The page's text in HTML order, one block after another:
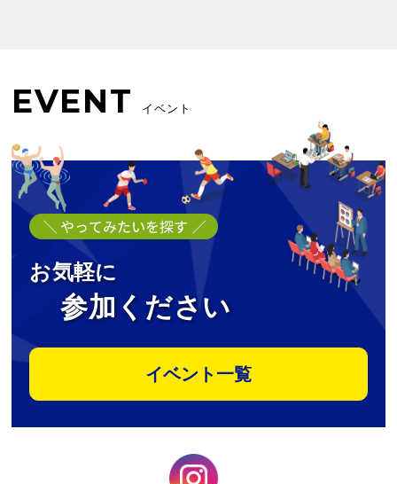
EVENT イベント
お気軽に
参加ください
イベント一覧